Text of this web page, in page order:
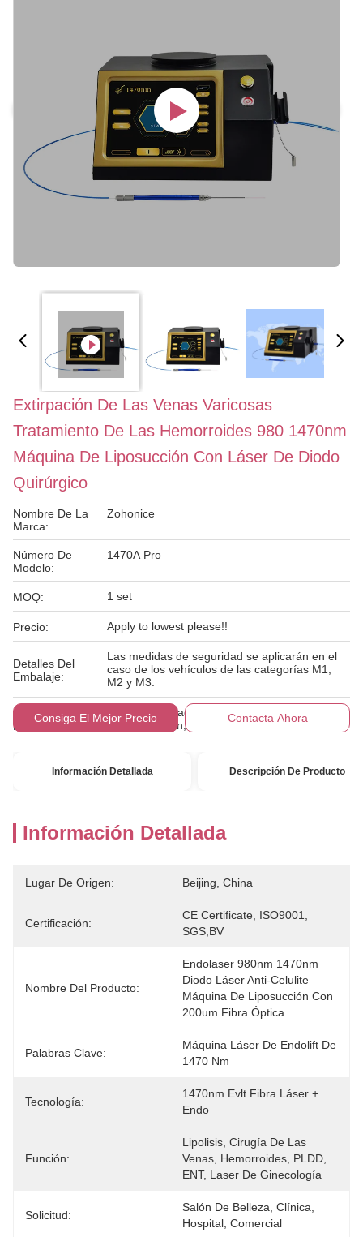
Extirpación De Las Venas Varicosas
Tratamiento De Las Hemorroides 980 1470nm
Máquina De Liposucción Con Láser De Diodo
Quirúrgico
Nombre De La
Marca:
Zohonice
Número De
Modelo:
1470A Pro
MOQ: 1 set
Precio: Apply to lowest please!!
Detalles Del
Embalaje:
Las medidas de seguridad se aplicarán en el
caso de los vehículos de las categorías M1,
M2 y M3.
Condiciones De
Pago:
Paypal, T/T, pago con crédito en línea,
Western Union, MoneyGram
Consiga El Mejor Precio Contacta Ahora
Información Detallada Descripción De Producto
Información Detallada
Lugar De Origen: Beijing, China
Certificación:
CE Certificate, ISO9001,
SGS,BV
Nombre Del Producto:
Endolaser 980nm 1470nm
Diodo Láser Anti-Celulite
Máquina De Liposucción Con
200um Fibra Óptica
Palabras Clave:
Máquina Láser De Endolift De
1470 Nm
Tecnología:
1470nm Evlt Fibra Láser +
Endo
Función:
Lipolisis, Cirugía De Las
Venas, Hemorroides, PLDD,
ENT, Laser De Ginecología
Solicitud:
Salón De Belleza, Clínica,
Hospital, Comercial